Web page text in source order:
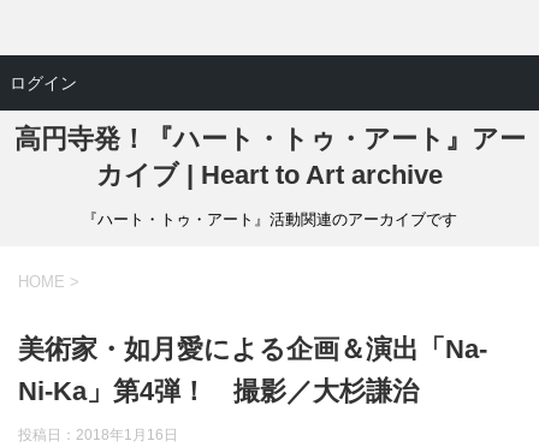
高円寺発！『ハート・トゥ・アート』アー
カイブ | Heart to Art archive
『ハート・トゥ・アート』活動関連のアーカイブです
HOME >
美術家・如月愛による企画＆演出「Na-
Ni-Ka」第4弾！ 撮影／大杉謙治
投稿日： 2018年1月16日
ログイン